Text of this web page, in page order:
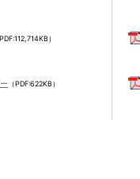
PDF:112,714KB）
（PDF:622KB）